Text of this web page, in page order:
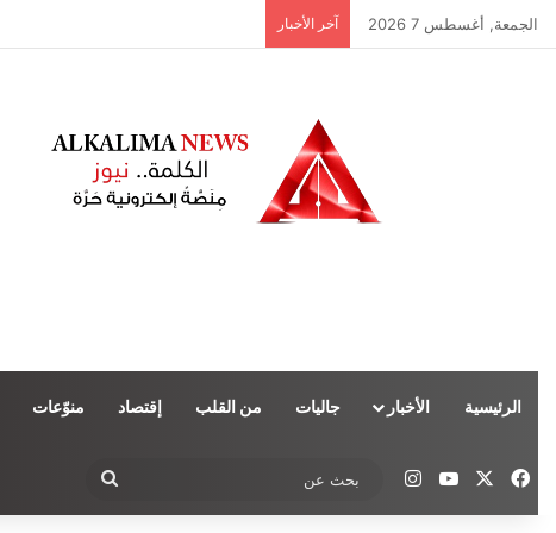
الجمعة, أغسطس 7 2026 آخر الأخبار
الرئيسية الأخبار جاليات من القلب إقتصاد منوّعات
فيسبوك ‫YouTubeانستقرام
عن